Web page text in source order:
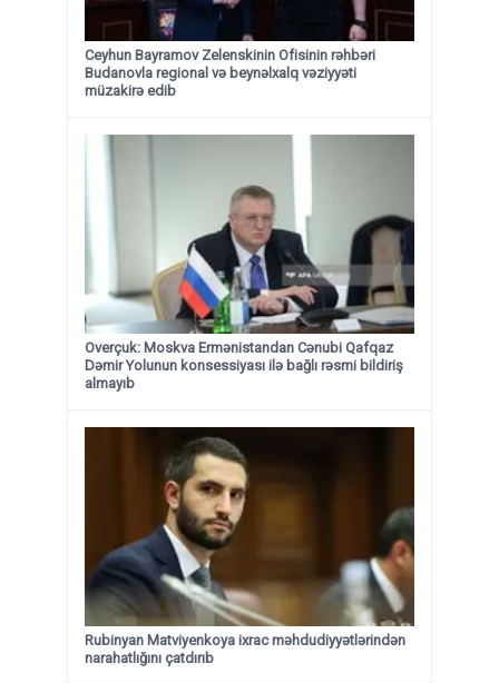
Ceyhun Bayramov Zelenskinin Ofisinin rəhbəri
Budanovla regional və beynəlxalq vəziyyəti
müzakirə edib
Overçuk: Moskva Ermənistandan Cənubi Qafqaz
Dəmir Yolunun konsessiyası ilə bağlı rəsmi bildiriş
almayıb
Rubinyan Matviyenkoya ixrac məhdudiyyətlərindən
narahatlığını çatdırıb